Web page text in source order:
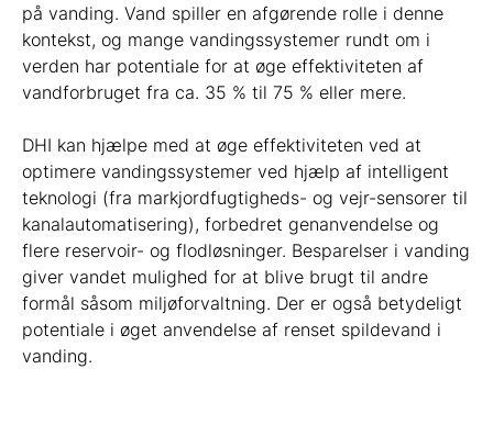
på vanding. Vand spiller en afgørende rolle i denne
kontekst, og mange vandingssystemer rundt om i
verden har potentiale for at øge effektiviteten af
vandforbruget fra ca. 35 % til 75 % eller mere.
DHI kan hjælpe med at øge effektiviteten ved at
optimere vandingssystemer ved hjælp af intelligent
teknologi (fra markjordfugtigheds- og vejr-sensorer til
kanalautomatisering), forbedret genanvendelse og
flere reservoir- og flodløsninger. Besparelser i vanding
giver vandet mulighed for at blive brugt til andre
formål såsom miljøforvaltning. Der er også betydeligt
potentiale i øget anvendelse af renset spildevand i
vanding.